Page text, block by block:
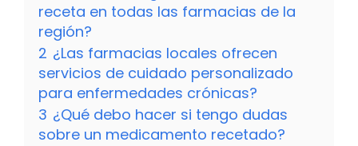
receta en todas las farmacias de la
región?
2 ¿Las farmacias locales ofrecen
servicios de cuidado personalizado
para enfermedades crónicas?
3 ¿Qué debo hacer si tengo dudas
sobre un medicamento recetado?